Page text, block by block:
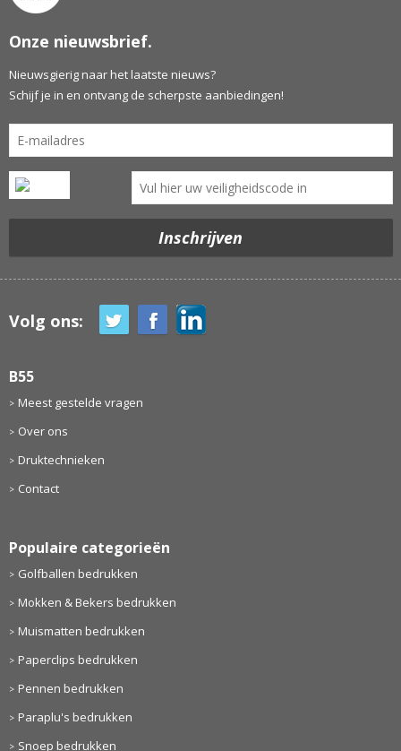
Onze nieuwsbrief.
Nieuwsgierig naar het laatste nieuws?
Schijf je in en ontvang de scherpste aanbiedingen!
Volg ons:
B55
Meest gestelde vragen
Over ons
Druktechnieken
Contact
Populaire categorieën
Golfballen bedrukken
Mokken & Bekers bedrukken
Muismatten bedrukken
Paperclips bedrukken
Pennen bedrukken
Paraplu's bedrukken
Snoep bedrukken